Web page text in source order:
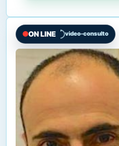
ON LINE video-consulto